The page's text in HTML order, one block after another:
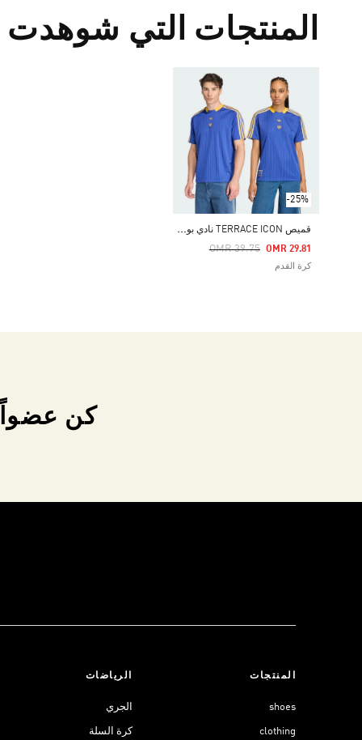
المنتجات التي شوهدت
-25%
ق
ميص TERRACE ICON نادي بوكا جونيورز
Price Reduced From
OMR 39.75
To OMR 29.81
كرة القدم
كن عضواً
المنتجات
shoes
clothing
الرياضات
الجري
كرة السلة